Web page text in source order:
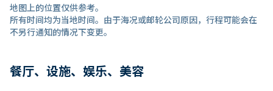
地图上的位置仅供参考。
所有时间均为当地时间。由于海况或邮轮公司原因，行程可能会在
不另行通知的情况下变更。
餐厅、设施、娱乐、美容